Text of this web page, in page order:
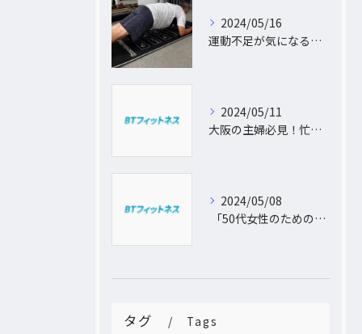
2024/05/16
運動不足が気になるあなたへ。大阪中崎町で自宅にパーソナルトレーナーがおうかがし!プライベート空間で理想のカラダづくり
2024/05/11
大阪の主婦必見！忙しい日常に合わせた出張パーソナルトレーニングで理想のボディを手に入れよう
2024/05/08
「50代女性のためのパーソナルトレーニング！運動不足から脱出し、理想の体型を手に入れよう」
タグ Tags